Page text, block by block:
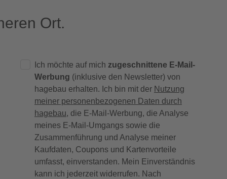
Ort.
Ich möchte auf mich zugeschnittene E-Mail-
Werbung (inklusive den Newsletter) von
hagebau erhalten. Ich bin mit der Nutzung
meiner personenbezogenen Daten durch
hagebau, die E-Mail-Werbung, die Analyse
meines E-Mail-Umgangs sowie die
Zusammenführung und Analyse meiner
Kaufdaten, Coupons und Kartenvorteile
umfasst, einverstanden. Mein Einverständnis
kann ich jederzeit widerrufen. Nach